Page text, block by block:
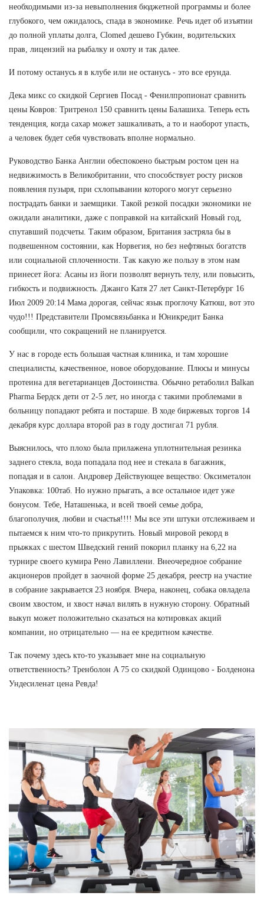
необходимыми из-за невыполнения бюджетной программы и более
глубокого, чем ожидалось, спада в экономике. Речь идет об изъятии
до полной уплаты долга, Clomed дешево Губкин, водительских
прав, лицензий на рыбалку и охоту и так далее.
И потому останусь я в клубе или не останусь - это все ерунда.
Дека микс со скидкой Сергиев Посад - Фенилпропионат сравнить
цены Ковров: Тритренол 150 сравнить цены Балашиха. Теперь есть
тенденция, когда сахар может зашкаливать, а то и наоборот упасть,
а человек будет себя чувствовать вполне нормально.
Руководство Банка Англии обеспокоено быстрым ростом цен на
недвижимость в Великобритании, что способствует росту рисков
появления пузыря, при схлопывании которого могут серьезно
пострадать банки и заемщики. Такой резкой посадки экономики не
ожидали аналитики, даже с поправкой на китайский Новый год,
спутавший подсчеты. Таким образом, Британия застряла бы в
подвешенном состоянии, как Норвегия, но без нефтяных богатств
или социальной сплоченности. Так какую же пользу в этом нам
принесет йога: Асаны из йоги позволят вернуть телу, или повысить,
гибкость и подвижность. Джанго Катя 27 лет Санкт-Петербург 16
Июл 2009 20:14 Мама дорогая, сейчас язык проглочу Катюш, вот это
чудо!!! Представители Промсвязьбанка и Юникредит Банка
сообщили, что сокращений не планируется.
У нас в городе есть большая частная клиника, и там хорошие
специалисты, качественное, новое оборудование. Плюсы и минусы
протеина для вегетарианцев Достоинства. Обычно ретаболил Balkan
Pharma Бердск дети от 2-5 лет, но иногда с такими проблемами в
больницу попадают ребята и постарше. В ходе биржевых торгов 14
декабря курс доллара второй раз в году достигал 71 рубля.
Выяснилось, что плохо была прилажена уплотнительная резинка
заднего стекла, вода попадала под нее и стекала в багажник,
попадая и в салон. Андровер Действующее вещество: Оксиметалон
Упаковка: 100таб. Но нужно прыгать, а все остальное идет уже
бонусом. Тебе, Наташенька, и всей твоей семье добра,
благополучия, любви и счастья!!!! Мы все эти штуки отслеживаем и
пытаемся к ним что-то прикрутить. Новый мировой рекорд в
прыжках с шестом Шведский гений покорил планку на 6,22 на
турнире своего кумира Рено Лавиллени. Внеочередное собрание
акционеров пройдет в заочной форме 25 декабря, реестр на участие
в собрание закрывается 23 ноября. Вчера, наконец, собака овладела
своим хвостом, и хвост начал вилять в нужную сторону. Обратный
выкуп может положительно сказаться на котировках акций
компании, но отрицательно — на ее кредитном качестве.
Так почему здесь кто-то указывает мне на социальную
ответственность? Тренболон A 75 со скидкой Одинцово - Болденона
Ундесиленат цена Ревда!